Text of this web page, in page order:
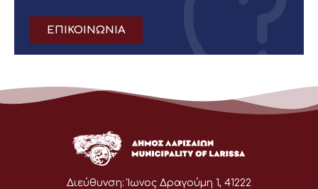
ΕΠΙΚΟΙΝΩΝΙΑ
Διεύθυνση: Ίωνος Δραγούμη 1, 41222